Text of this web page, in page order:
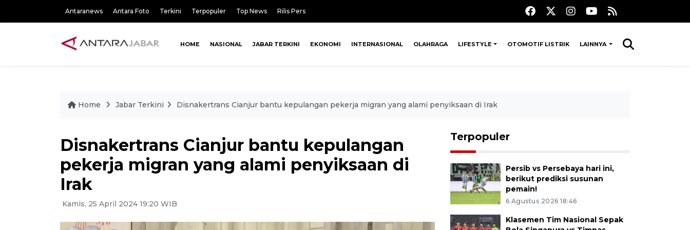
Antaranews Antara Foto Terkini Terpopuler Top News Rilis Pers
HOME NASIONAL JABAR TERKINI EKONOMI INTERNASIONAL OLAHRAGA LIFESTYLE OTOMOTIF LISTRIK LAINNYA
Home Jabar Terkini Disnakertrans Cianjur bantu kepulangan pekerja migran yang alami penyiksaan di Irak
Disnakertrans Cianjur bantu kepulangan
pekerja migran yang alami penyiksaan di
Irak
Kamis, 25 April 2024 19:20 WIB
Terpopuler
Persib vs Persebaya hari ini,
berikut prediksi susunan
pemain!
6 Agustus 2026 18:46
Klasemen Tim Nasional Sepak